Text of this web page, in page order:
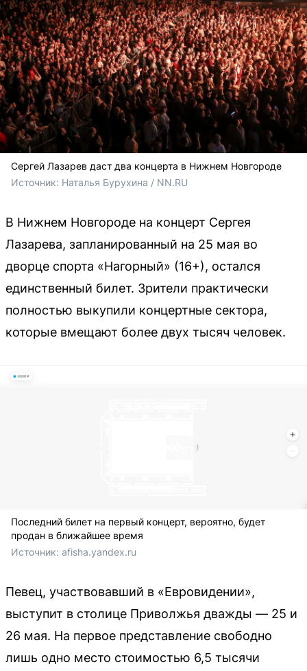
Сергей Лазарев даст два концерта в Нижнем Новгороде
Источник: Наталья Бурухина / NN.RU
В Нижнем Новгороде на концерт Сергея
Лазарева, запланированный на 25 мая во
дворце спорта «Нагорный» (16+), остался
единственный билет. Зрители практически
полностью выкупили концертные сектора,
которые вмещают более двух тысяч человек.
Последний билет на первый концерт, вероятно, будет
продан в ближайшее время
Источник: afisha.yandex.ru
Певец, участвовавший в «Евровидении»,
выступит в столице Приволжья дважды — 25 и
26 мая. На первое представление свободно
лишь одно место стоимостью 6,5 тысячи